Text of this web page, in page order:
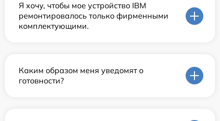
Я хочу, чтобы мое устройство IBM
ремонтировалось только фирменными
комплектующими.
Каким образом меня уведомят о
готовности?